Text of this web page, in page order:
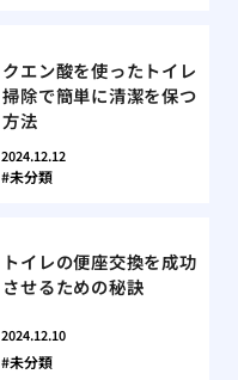
クエン酸を使ったトイレ
掃除で簡単に清潔を保つ
方法
2024.12.12
未分類
トイレの便座交換を成功
させるための秘訣
2024.12.10
未分類